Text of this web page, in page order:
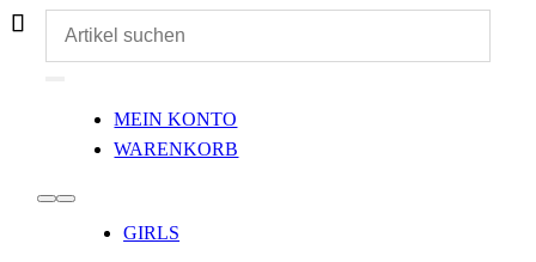
Zum
springen
Navigation
MEIN KONTO
WARENKORB
Toggle
Navigation
GIRLS